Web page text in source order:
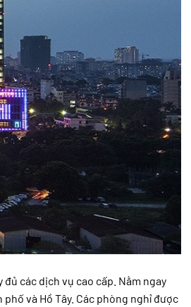
các dịch vụ cao cấp. Nằm ngay
và Hồ Tây. Các phòng nghỉ được